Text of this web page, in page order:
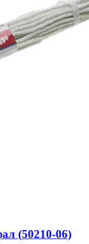
(50210-06)